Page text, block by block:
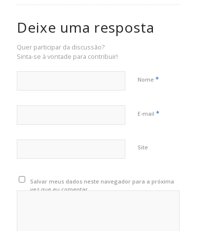
Deixe uma resposta
Quer participar da discussão?
Sinta-se à vontade para contribuir!
Nome *
E-mail *
Site
Salvar meus dados neste navegador para a próxima
vez que eu comentar.